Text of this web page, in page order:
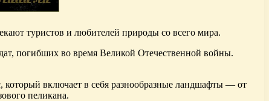
туристов и любителей природы со всего мира.
погибших во время Великой Отечественной войны.
который включает в себя разнообразные ландшафты — от
пеликана.